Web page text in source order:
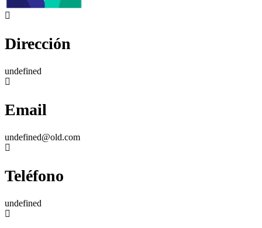
Dirección
undefined
Email
undefined@old.com
Teléfono
undefined